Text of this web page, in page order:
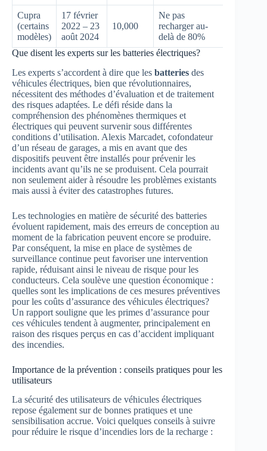
Cupra
(certains
modèles)
17 février
2022 – 23
août 2024
10,000
Ne pas
recharger au-
delà de 80%
Que disent les experts sur les batteries électriques?
Les experts s’accordent à dire que les batteries des
véhicules électriques, bien que révolutionnaires,
nécessitent des méthodes d’évaluation et de traitement
des risques adaptées. Le défi réside dans la
compréhension des phénomènes thermiques et
électriques qui peuvent survenir sous différentes
conditions d’utilisation. Alexis Marcadet, cofondateur
d’un réseau de garages, a mis en avant que des
dispositifs peuvent être installés pour prévenir les
incidents avant qu’ils ne se produisent. Cela pourrait
non seulement aider à résoudre les problèmes existants
mais aussi à éviter des catastrophes futures.
Les technologies en matière de sécurité des batteries
évoluent rapidement, mais des erreurs de conception au
moment de la fabrication peuvent encore se produire.
Par conséquent, la mise en place de systèmes de
surveillance continue peut favoriser une intervention
rapide, réduisant ainsi le niveau de risque pour les
conducteurs. Cela soulève une question économique :
quelles sont les implications de ces mesures préventives
pour les coûts d’assurance des véhicules électriques?
Un rapport souligne que les primes d’assurance pour
ces véhicules tendent à augmenter, principalement en
raison des risques perçus en cas d’accident impliquant
des incendies.
Importance de la prévention : conseils pratiques pour les
utilisateurs
La sécurité des utilisateurs de véhicules électriques
repose également sur de bonnes pratiques et une
sensibilisation accrue. Voici quelques conseils à suivre
pour réduire le risque d’incendies lors de la recharge :